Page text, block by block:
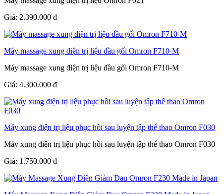
Giá: 2.390.000 đ
Máy massage xung điện trị liệu đầu gối Omron F710-M
Máy massage xung điện trị liệu đầu gối Omron F710-M
Giá: 4.300.000 đ
Máy xung điện trị liệu phục hồi sau luyện tập thể thao Omron F030
Máy xung điện trị liệu phục hồi sau luyện tập thể thao Omron F030
Giá: 1.750.000 đ